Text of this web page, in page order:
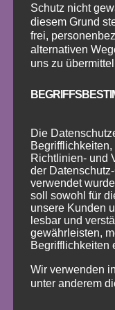
🏰 Tanzen
Im stilvollen
Umgebung,
während
tanzen,
💖 Warum
Tanzen
Kreativität,
Fähigkeiten,
verbinden
Schutz nicht
diesem Grund
frei,
alternativen
uns zu
Die
Richtlinien- und
der
verwendet
soll sowohl für
unsere Kunden
lesbar und
gewährleisten,
Begrifflichkeiten
Wir verwenden
unter anderem